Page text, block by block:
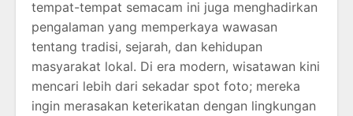
tempat-tempat semacam ini juga menghadirkan
pengalaman yang memperkaya wawasan
tentang tradisi, sejarah, dan kehidupan
masyarakat lokal. Di era modern, wisatawan kini
mencari lebih dari sekadar spot foto; mereka
ingin merasakan keterikatan dengan lingkungan